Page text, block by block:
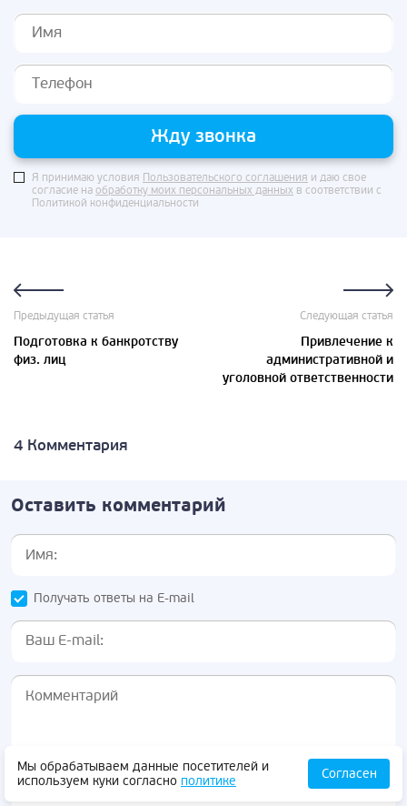
Жду звонка
Я принимаю условия Пользовательского соглашения и даю свое
согласие на обработку моих персональных данных в соответствии с
Политикой конфиденциальности
Предыдущая статья
Подготовка к банкротству
физ. лиц
Следующая статья
Привлечение к
административной и
уголовной ответственности
4 Комментария
Оставить комментарий
Получать ответы на E-mail
Мы обрабатываем данные посетителей и
используем куки согласно политике Согласен